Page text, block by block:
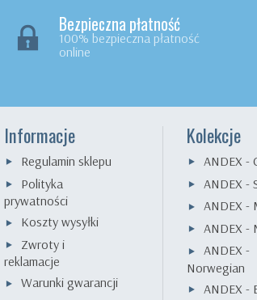
Bezpieczna płatność
100% bezpieczna płatność
online
Informacje
Regulamin sklepu
Polityka
prywatności
Koszty wysyłki
Zwroty i
reklamacje
Warunki gwarancji
Kolekcje
ANDEX -
ANDEX -
ANDEX -
ANDEX -
ANDEX -
Norwegian
ANDEX -